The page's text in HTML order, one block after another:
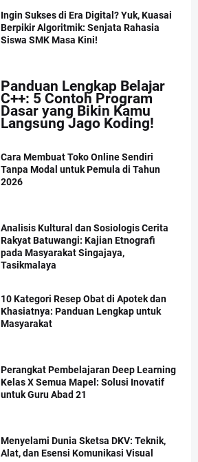
Ingin Sukses di Era Digital? Yuk, Kuasai
Berpikir Algoritmik: Senjata Rahasia
Siswa SMK Masa Kini!
Panduan Lengkap Belajar
C++: 5 Contoh Program
Dasar yang Bikin Kamu
Langsung Jago Koding!
Cara Membuat Toko Online Sendiri
Tanpa Modal untuk Pemula di Tahun
2026
Analisis Kultural dan Sosiologis Cerita
Rakyat Batuwangi: Kajian Etnografi
pada Masyarakat Singajaya,
Tasikmalaya
10 Kategori Resep Obat di Apotek dan
Khasiatnya: Panduan Lengkap untuk
Masyarakat
Perangkat Pembelajaran Deep Learning
Kelas X Semua Mapel: Solusi Inovatif
untuk Guru Abad 21
Menyelami Dunia Sketsa DKV: Teknik,
Alat, dan Esensi Komunikasi Visual